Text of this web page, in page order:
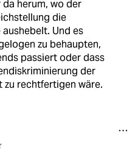
herum, wo der
die
Und es
zu behaupten,
passiert oder dass
der
zu rechtfertigen wäre.